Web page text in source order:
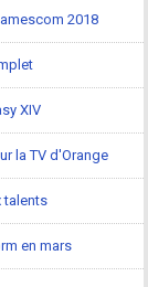
2018
XIV
la TV d'Orange
talents
en mars